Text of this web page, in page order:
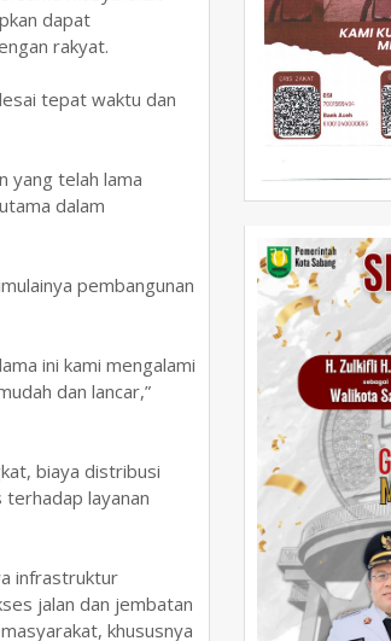
dapat
rakyat.
tepat waktu dan
yang telah lama
dalam
pembangunan
ini kami mengalami
dan lancar,”
biaya distribusi
layanan
infrastruktur
jalan dan jembatan
khususnya